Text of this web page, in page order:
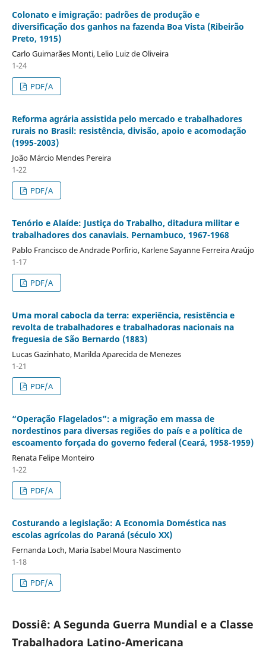
Colonato e imigração: padrões de produção e
diversificação dos ganhos na fazenda Boa Vista (Ribeirão
Preto, 1915)
Carlo Guimarães Monti, Lelio Luiz de Oliveira
1-24
PDF/A
Reforma agrária assistida pelo mercado e trabalhadores
rurais no Brasil: resistência, divisão, apoio e acomodação
(1995-2003)
João Márcio Mendes Pereira
1-22
PDF/A
Tenório e Alaíde: Justiça do Trabalho, ditadura militar e
trabalhadores dos canaviais. Pernambuco, 1967-1968
Pablo Francisco de Andrade Porfirio, Karlene Sayanne Ferreira Araújo
1-17
PDF/A
Uma moral cabocla da terra: experiência, resistência e
revolta de trabalhadores e trabalhadoras nacionais na
freguesia de São Bernardo (1883)
Lucas Gazinhato, Marilda Aparecida de Menezes
1-21
PDF/A
“Operação Flagelados”: a migração em massa de
nordestinos para diversas regiões do país e a política de
escoamento forçada do governo federal (Ceará, 1958-1959)
Renata Felipe Monteiro
1-22
PDF/A
Costurando a legislação: A Economia Doméstica nas
escolas agrícolas do Paraná (século XX)
Fernanda Loch, Maria Isabel Moura Nascimento
1-18
PDF/A
Dossiê: A Segunda Guerra Mundial e a Classe
Trabalhadora Latino-Americana